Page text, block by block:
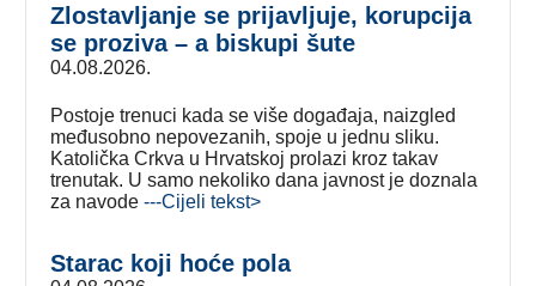
Zlostavljanje se prijavljuje, korupcija
se proziva – a biskupi šute
04.08.2026.
Postoje trenuci kada se više događaja, naizgled
međusobno nepovezanih, spoje u jednu sliku.
Katolička Crkva u Hrvatskoj prolazi kroz takav
trenutak. U samo nekoliko dana javnost je doznala
za navode---Cijeli tekst>
Starac koji hoće pola